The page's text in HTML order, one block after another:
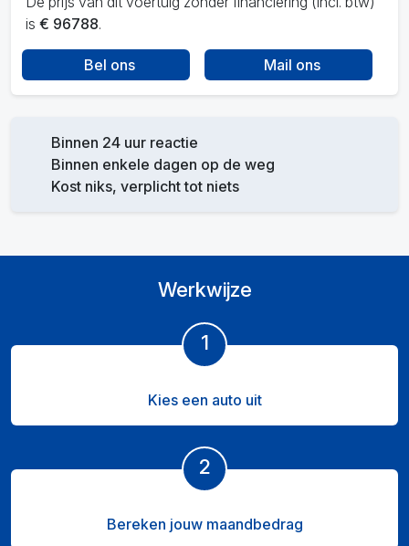
is € 96788.
Bel ons Mail ons
Binnen 24 uur reactie
Binnen enkele dagen op de weg
Kost niks, verplicht tot niets
Werkwijze
1
Kies een auto uit
2
Bereken jouw maandbedrag